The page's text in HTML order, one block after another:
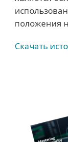
положения
Скачать